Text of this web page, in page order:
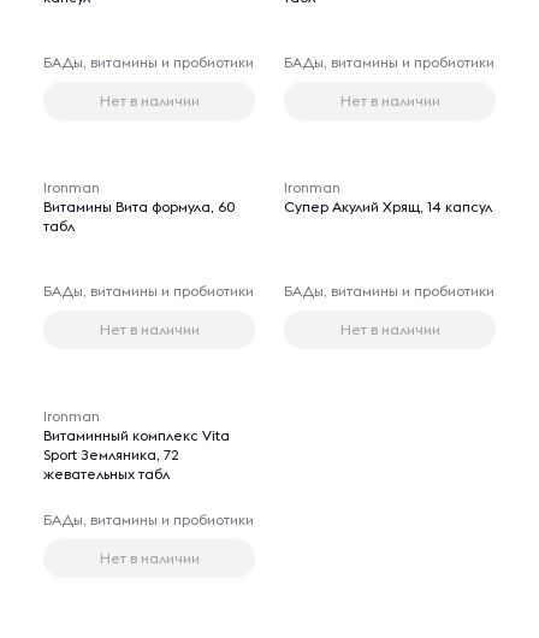
БАДы, витамины и пробиотики
Нет в наличии
БАДы, витамины и пробиотики
Нет в наличии
Ironman
Витамины Вита формула, 60
табл
БАДы, витамины и пробиотики
Нет в наличии
Ironman
Супер Акулий Хрящ, 14 капсул
БАДы, витамины и пробиотики
Нет в наличии
Ironman
Витаминный комплекс Vita
Sport Земляника, 72
жевательных табл
БАДы, витамины и пробиотики
Нет в наличии